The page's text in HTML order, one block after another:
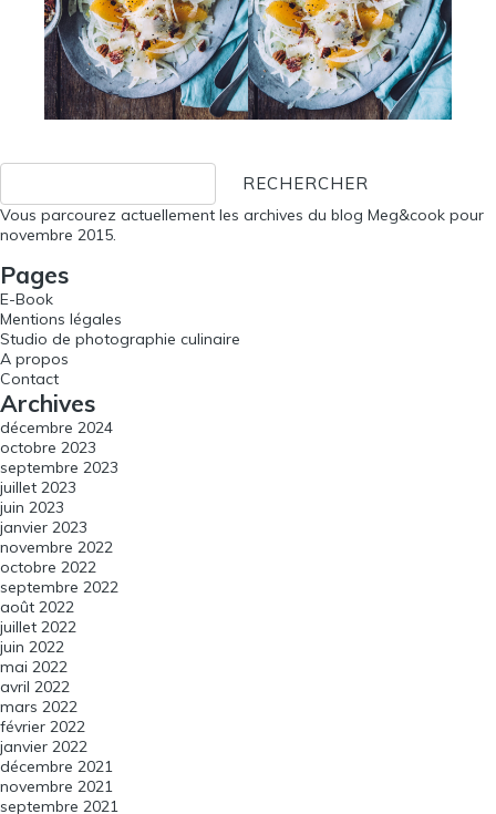
Rechercher :
Vous parcourez actuellement les archives du blog Meg&cook pour
novembre 2015.
Pages
E-Book
Mentions légales
Studio de photographie culinaire
A propos
Contact
Archives
décembre 2024
octobre 2023
septembre 2023
juillet 2023
juin 2023
janvier 2023
novembre 2022
octobre 2022
septembre 2022
août 2022
juillet 2022
juin 2022
mai 2022
avril 2022
mars 2022
février 2022
janvier 2022
décembre 2021
novembre 2021
septembre 2021